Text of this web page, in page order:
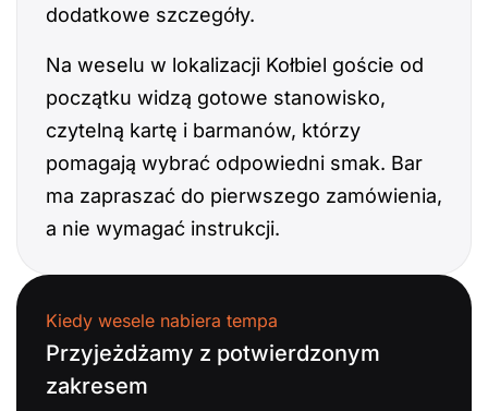
dodatkowe szczegóły.
Na weselu w lokalizacji Kołbiel goście od
początku widzą gotowe stanowisko,
czytelną kartę i barmanów, którzy
pomagają wybrać odpowiedni smak. Bar
ma zapraszać do pierwszego zamówienia,
a nie wymagać instrukcji.
Kiedy wesele nabiera tempa
Przyjeżdżamy z potwierdzonym
zakresem